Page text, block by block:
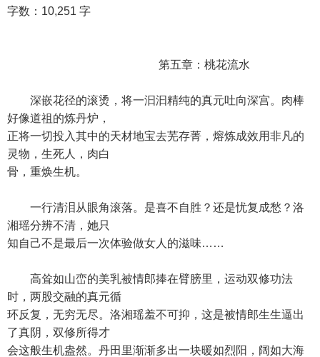
字数：10,251 字
第五章：桃花流水
深嵌花径的滚烫，将一汩汩精纯的真元吐向深宫。肉棒
好像道祖的炼丹炉，
正将一切投入其中的天材地宝去芜存菁，熔炼成效用非凡的
灵物，生死人，肉白
骨，重焕生机。
一行清泪从眼角滚落。是喜不自胜？还是忧复成愁？洛
湘瑶分辨不清，她只
知自己不是最后一次体验做女人的滋味……
高耸如山峦的美乳被情郎捧在臂膀里，运动双修功法
时，两股交融的真元循
环反复，无穷无尽。洛湘瑶羞不可抑，这是被情郎生生逼出
了真阴，双修所得才
会这般生机盎然。丹田里渐渐多出一块暖如烈阳，阔如大海